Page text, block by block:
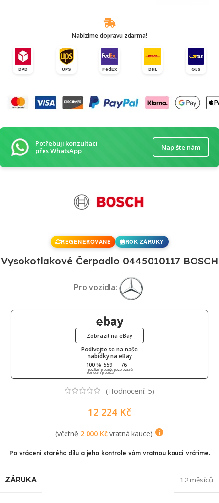
Nabízíme dopravu zdarma!
DPD UPS FedEx DHL GLS
Potřebuji konzultaci
přes WhatsApp
Napište nám
REGENEROVANÉ ROK ZÁRUKY
Vysokotlakové Čerpadlo 0445010117 BOSCH
Pro vozidla:
Podívejte se na naše
nabídky na eBay
100 %
pozitivní
hodnocení
559
prodaných
produktů
76
pozorovatelů
Zobrazit na eBay
(Hodnocení: 5)
12 224 Kč
(včetně 2 000 Kčvratná kauce)
Po vrácení starého dílu a jeho kontrole vám vratnou kauci vrátíme.
ZÁRUKA 12 měsíců